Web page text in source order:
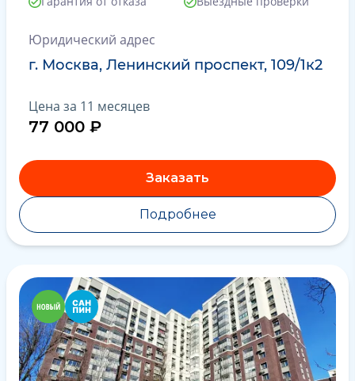
Юридический адрес
г. Москва, Ленинский проспект, 109/1к2
Цена за 11 месяцев
77 000 ₽
Заказать
Подробнее